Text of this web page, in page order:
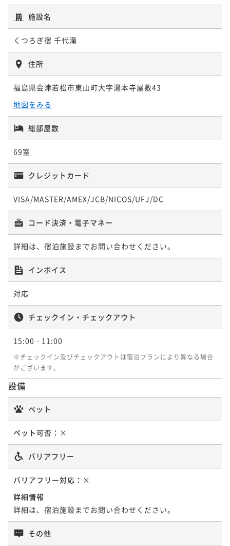
55平米 禁煙 無料Wi-Fi
ツイン
32平米 禁煙 無料Wi-Fi
2名
【セミスイート】21年秋改装和室に2ベッ
ド◆シャワー付53平米
51平米 禁煙 無料Wi-Fi
和室
¥37,600~
2名
25年改装◆リビング&広々バスルーム付コ
ーナーツイン55平米
¥45,600~
施設名
くつろぎ宿 千代滝
住所
福島県会津若松市東山町大字湯本寺屋敷43
地図をみる
総部屋数
69室
クレジットカード
VISA/MASTER/AMEX/JCB/NICOS/UFJ/DC
コード決済・電子マネー
詳細は、宿泊施設までお問い合わせください。
インボイス
対応
チェックイン・チェックアウト
15:00 - 11:00
※チェックイン及びチェックアウトは宿泊プランにより異なる場合
がございます。
設備
ペット
ペット可否： ×
バリアフリー
バリアフリー対応： ×
詳細情報
詳細は、宿泊施設までお問い合わせください。
その他